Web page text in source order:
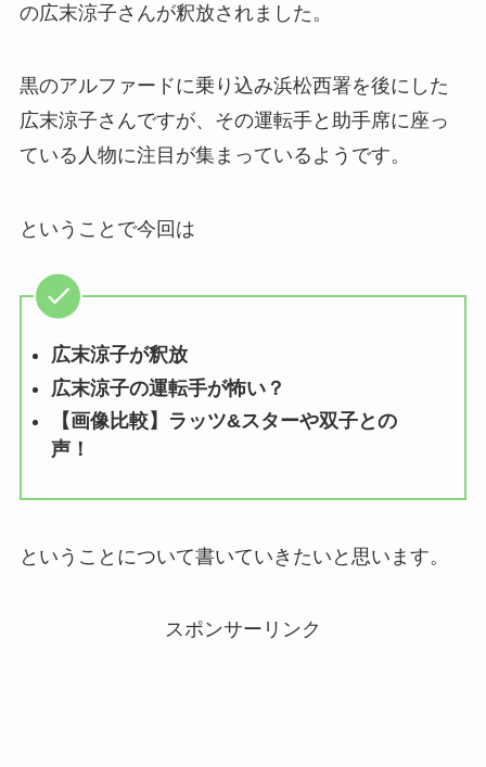
の広末涼子さんが釈放されました。
黒のアルファードに乗り込み浜松西署を後にした
広末涼子さんですが、その運転手と助手席に座っ
ている人物に注目が集まっているようです。
ということで今回は
広末涼子が釈放
広末涼子の運転手が怖い？
【画像比較】ラッツ&スターや双子との
声！
ということについて書いていきたいと思います。
スポンサーリンク